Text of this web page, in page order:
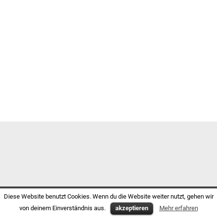
Diese Website benutzt Cookies. Wenn du die Website weiter nutzt, gehen wir
von deinem Einverständnis aus.
akzeptieren Mehr erfahren